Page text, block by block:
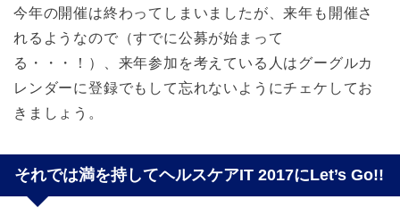
今年の開催は終わってしまいましたが、来年も開催さ
れるようなので（すでに公募が始まって
る・・・！）、来年参加を考えている人はグーグルカ
レンダーに登録でもして忘れないようにチェケしてお
きましょう。
それでは満を持してヘルスケアIT 2017にLet’s Go!!